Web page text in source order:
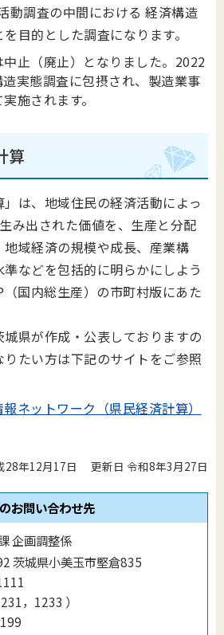
動調査の中間における 経済構造
目的とした調査になります。
止（廃止）となりました。2022
実態調査に包摂され、製造業事
施されます。
算
」は、地域住民の経済活動によっ
み出された価値を、生産と分配
域経済の規模や成長、産業構
などを包括的に明らかにしよう
（国内総生産）の市町村版にあた
城県が作成・公表しておりますの
たい方は下記のサイトをご参照
ネットワーク（県民経済計算）
28年12月17日 更新日 令和8年3月27日
お問い合わせ先
企画調整係
茨城県小美玉市堅倉835
，1233 ）